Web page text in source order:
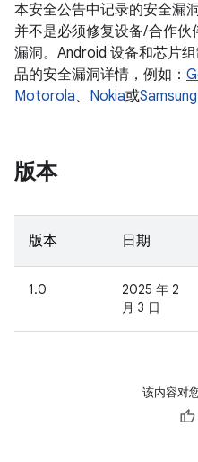
本安全公告中记录的安全漏
并不是必须修复设备/ 合作
漏洞。Android 设备和芯片
品的安全漏洞详情，例如：
Motorola、 Nokia或Samsung
版本
版本 日期
1.0
2025 年 2
月 3 日
该内容对